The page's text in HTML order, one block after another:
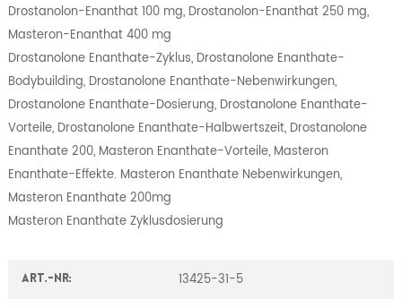
Drostanolon-Enanthat 100 mg, Drostanolon-Enanthat 250 mg,
Masteron-Enanthat 400 mg
Drostanolone Enanthate-Zyklus, Drostanolone Enanthate-
Bodybuilding, Drostanolone Enanthate-Nebenwirkungen,
Drostanolone Enanthate-Dosierung, Drostanolone Enanthate-
Vorteile, Drostanolone Enanthate-Halbwertszeit, Drostanolone
Enanthate 200, Masteron Enanthate-Vorteile, Masteron
Enanthate-Effekte. Masteron Enanthate Nebenwirkungen,
Masteron Enanthate 200mg
Masteron Enanthate Zyklusdosierung
Art.-Nr: 13425-31-5